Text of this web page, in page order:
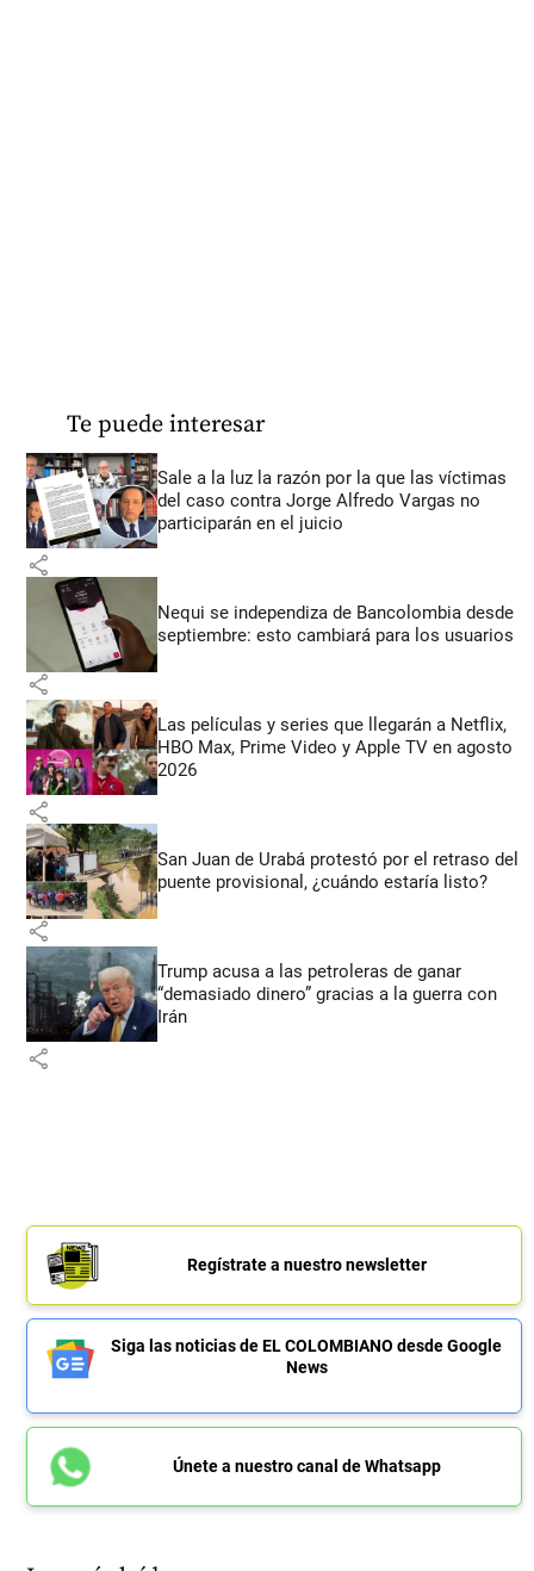
Te puede interesar
Sale a la luz la razón por la que las víctimas
del caso contra Jorge Alfredo Vargas no
participarán en el juicio
share
Nequi se independiza de Bancolombia desde
septiembre: esto cambiará para los usuarios
share
Las películas y series que llegarán a Netflix,
HBO Max, Prime Video y Apple TV en agosto
2026
share
San Juan de Urabá protestó por el retraso del
puente provisional, ¿cuándo estaría listo?
share
Trump acusa a las petroleras de ganar
“demasiado dinero” gracias a la guerra con
Irán
share
Regístrate a nuestro newsletter
Siga las noticias de EL COLOMBIANO desde Google
News
Únete a nuestro canal de Whatsapp